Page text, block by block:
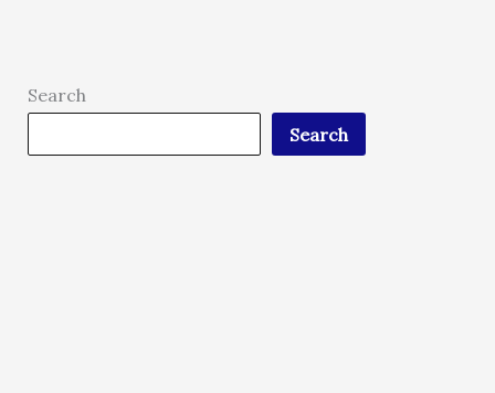
Search
Search